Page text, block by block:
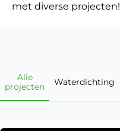
met diverse projecten!
Alle
projecten
Waterdichting